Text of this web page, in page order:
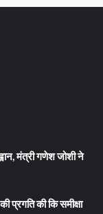
मंत्री गणेश जोशी ने
प्रगति की कि समीक्षा